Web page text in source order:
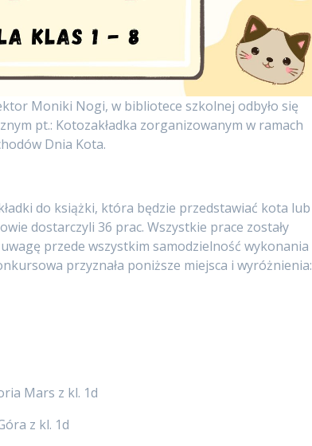
Moniki Nogi, w bibliotece szkolnej odbyło się
pt.: Kotozakładka zorganizowanym w ramach
Dnia Kota.
do książki, która będzie przedstawiać kota lub
dostarczyli 36 prac. Wszystkie prace zostały
przede wszystkim samodzielność wykonania
przyznała poniższe miejsca i wyróżnienia:
Mars z kl. 1d
z kl. 1d